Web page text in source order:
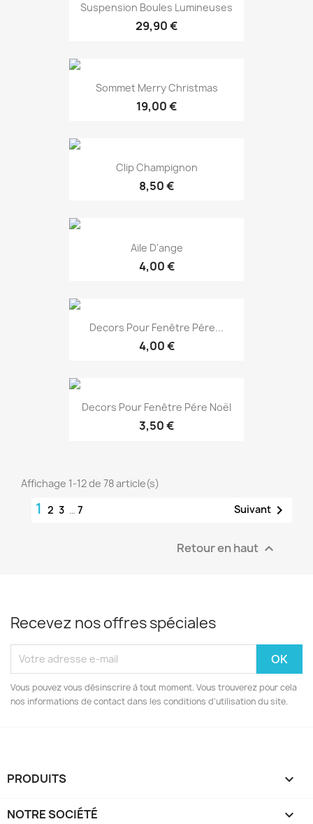
Suspension Boules Lumineuses
29,90 €
Sommet Merry Christmas
19,00 €
Clip Champignon
8,50 €
Aile D'ange
4,00 €
Decors Pour Fenêtre Pére...
4,00 €
Decors Pour Fenêtre Pére Noël
3,50 €
Affichage 1-12 de 78 article(s)
1 2 3 … 7 Suivant 
Retour en haut 
Recevez nos offres spéciales
Vous pouvez vous désinscrire à tout moment. Vous trouverez pour cela
nos informations de contact dans les conditions d'utilisation du site.
PRODUITS 
NOTRE SOCIÉTÉ 